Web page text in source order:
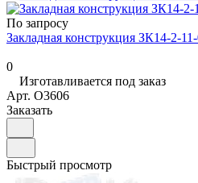
По запросу
Закладная конструкция ЗК14-2-
0
Изготавливается под заказ
Арт. O3606
Заказать
Быстрый просмотр